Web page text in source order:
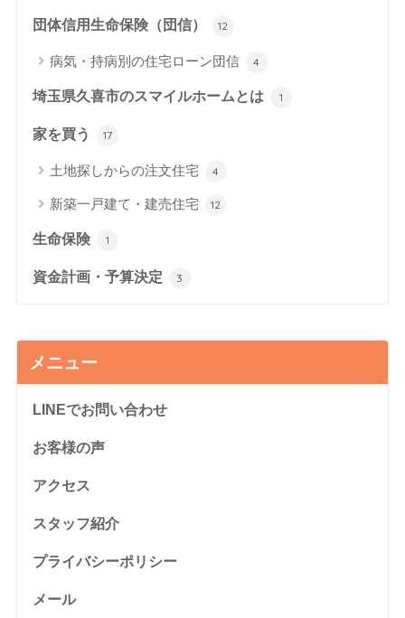
団体信用生命保険（団信） 12
病気・持病別の住宅ローン団信 4
埼玉県久喜市のスマイルホームとは 1
家を買う 17
土地探しからの注文住宅 4
新築一戸建て・建売住宅 12
生命保険 1
資金計画・予算決定 3
メニュー
LINEでお問い合わせ
お客様の声
アクセス
スタッフ紹介
プライバシーポリシー
メール